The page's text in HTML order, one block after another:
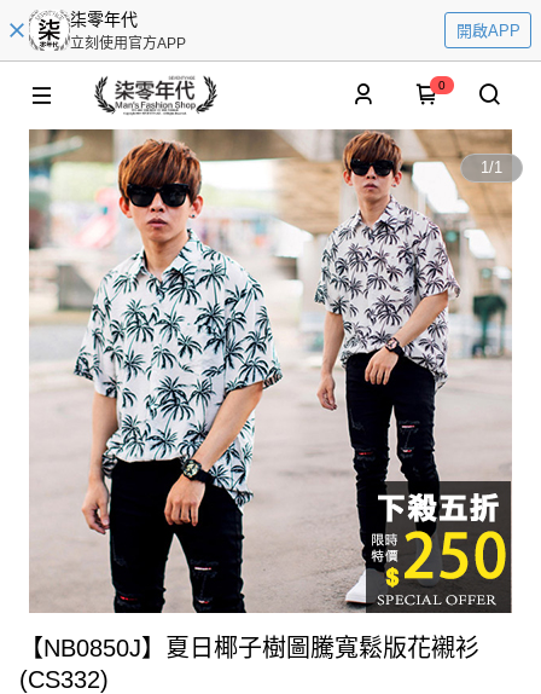
柒零年代
立刻使用官方APP
開啟APP
0
1/1
【NB0850J】夏日椰子樹圖騰寬鬆版花襯衫
(CS332)